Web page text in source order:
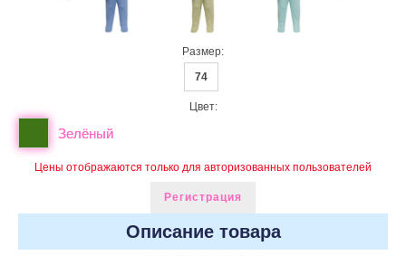
Размер:
74
Цвет:
Зелёный
Цены отображаются только для авторизованных пользователей
Регистрация
Описание товара